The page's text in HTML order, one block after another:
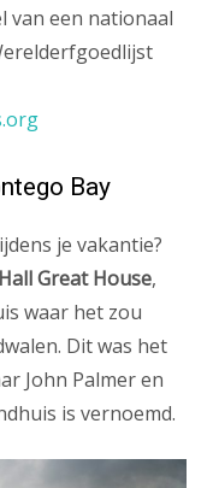
van een nationaal
Bay
je vakantie?
Great House,
waar het zou
Dit was het
John Palmer en
is vernoemd.